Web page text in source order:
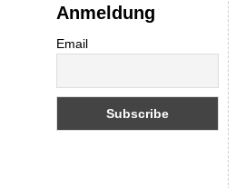
Anmeldung
Email